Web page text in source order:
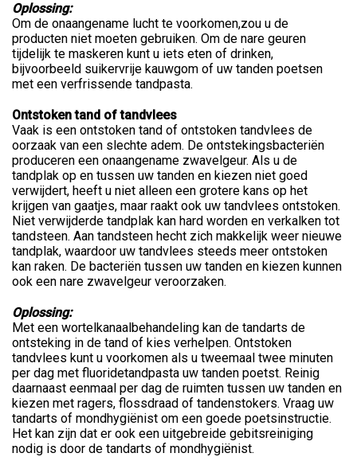
Oplossing:
Om de onaangename lucht te voorkomen,zou u de
producten niet moeten gebruiken. Om de nare geuren
tijdelijk te maskeren kunt u iets eten of drinken,
bijvoorbeeld suikervrije kauwgom of uw tanden poetsen
met een verfrissende tandpasta.
Ontstoken tand of tandvlees
Vaak is een ontstoken tand of ontstoken tandvlees de
oorzaak van een slechte adem. De ontstekingsbacteriën
produceren een onaangename zwavelgeur. Als u de
tandplak op en tussen uw tanden en kiezen niet goed
verwijdert, heeft u niet alleen een grotere kans op het
krijgen van gaatjes, maar raakt ook uw tandvlees ontstoken.
Niet verwijderde tandplak kan hard worden en verkalken tot
tandsteen. Aan tandsteen hecht zich makkelijk weer nieuwe
tandplak, waardoor uw tandvlees steeds meer ontstoken
kan raken. De bacteriën tussen uw tanden en kiezen kunnen
ook een nare zwavelgeur veroorzaken.
Oplossing:
Met een wortelkanaalbehandeling kan de tandarts de
ontsteking in de tand of kies verhelpen. Ontstoken
tandvlees kunt u voorkomen als u tweemaal twee minuten
per dag met fluoridetandpasta uw tanden poetst. Reinig
daarnaast eenmaal per dag de ruimten tussen uw tanden en
kiezen met ragers, flossdraad of tandenstokers. Vraag uw
tandarts of mondhygiënist om een goede poetsinstructie.
Het kan zijn dat er ook een uitgebreide gebitsreiniging
nodig is door de tandarts of mondhygiënist.